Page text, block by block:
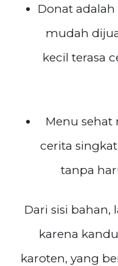
Donat
mudah
kecil terasa
Menu
cerita
tanpa
Dari sisi
karena
karoten, yang